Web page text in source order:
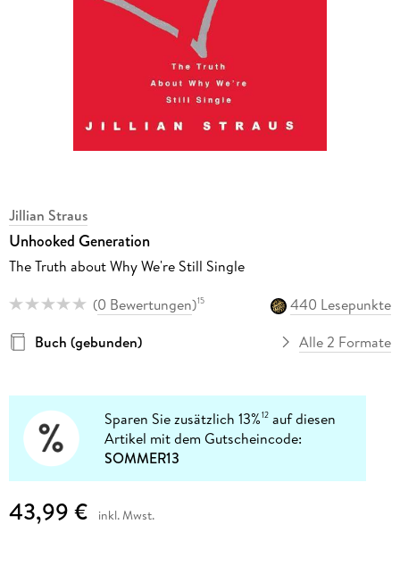
Jillian Straus
Unhooked Generation
The Truth about Why We're Still Single
(0 Bewertungen)15
440 Lesepunkte
Buch (gebunden)
Alle 2 Formate
Sparen Sie zusätzlich 13%12 auf diesen
Artikel mit dem Gutscheincode:
SOMMER13
43,99 € inkl. Mwst.